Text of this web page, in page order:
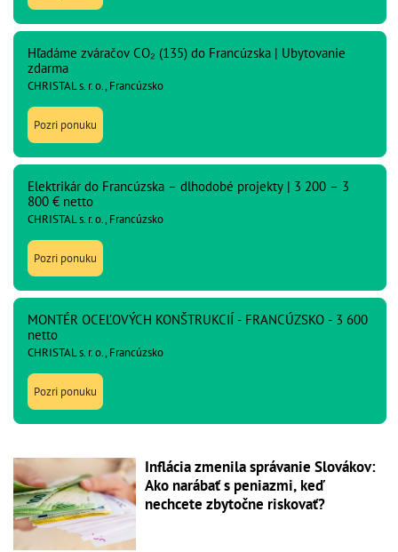
Hľadáme zváračov CO₂ (135) do Francúzska | Ubytovanie
zdarma
CHRISTAL s. r. o., Francúzsko
Pozri ponuku
Elektrikár do Francúzska – dlhodobé projekty | 3 200 – 3
800 € netto
CHRISTAL s. r. o., Francúzsko
Pozri ponuku
MONTÉR OCEĽOVÝCH KONŠTRUKCIÍ - FRANCÚZSKO - 3 600
netto
CHRISTAL s. r. o., Francúzsko
Pozri ponuku
Inflácia zmenila správanie Slovákov:
Ako narábať s peniazmi, keď
nechcete zbytočne riskovať?